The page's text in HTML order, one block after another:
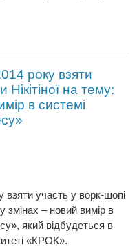
року взяти
Нікітіної на тему:
в системі
взяти участь у ворк-шопі
змінах – новий вимір в
який відбудеться в
«КРОК».